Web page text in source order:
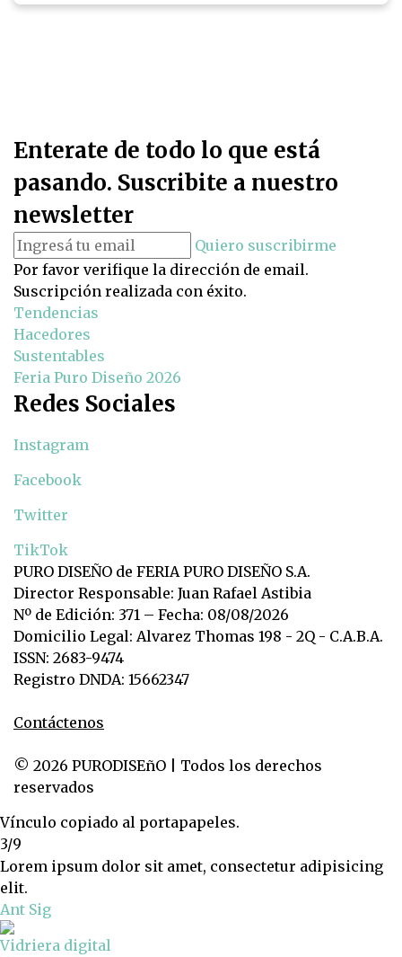
Enterate de todo lo que está
pasando. Suscribite a nuestro
newsletter
Quiero suscribirme
Por favor verifique la dirección de email.
Suscripción realizada con éxito.
Tendencias
Hacedores
Sustentables
Feria Puro Diseño 2026
Redes Sociales
Instagram
Facebook
Twitter
TikTok
PURO DISEÑO de FERIA PURO DISEÑO S.A.
Director Responsable: Juan Rafael Astibia
Nº de Edición: 371 – Fecha: 08/08/2026
Domicilio Legal: Alvarez Thomas 198 - 2Q - C.A.B.A.
ISSN: 2683-9474
Registro DNDA: 15662347
Contáctenos
© 2026 PURODISEñO | Todos los derechos
reservados
Vínculo copiado al portapapeles.
3/9
Lorem ipsum dolor sit amet, consectetur adipisicing
elit.
Ant Sig
Vidriera digital